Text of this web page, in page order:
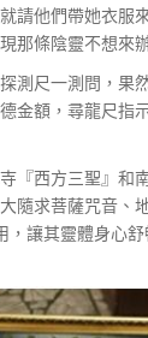
請他們帶她衣服
那條陰靈不想來
測尺一測問，果
金額，尋龍尺指
『西方三聖』和
隨求菩薩咒音、
讓其靈體身心